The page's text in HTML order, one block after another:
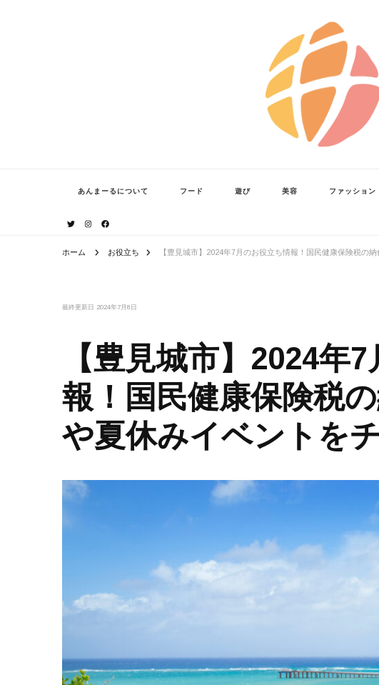
あんまーるについて フード 遊び 美容 ファッション
ホーム お役立ち 【豊見城市】2024年7月のお役立ち情報！国民健康保険税の
最終更新日 2024年7月8日
【豊見城市】2024年
報！国民健康保険税
や夏休みイベントを